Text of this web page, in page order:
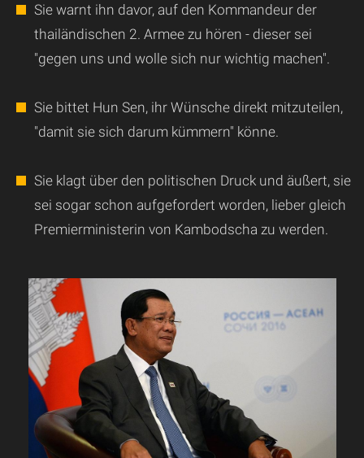
Sie warnt ihn davor, auf den Kommandeur der
thailändischen 2. Armee zu hören - dieser sei
"gegen uns und wolle sich nur wichtig machen".
Sie bittet Hun Sen, ihr Wünsche direkt mitzuteilen,
"damit sie sich darum kümmern" könne.
Sie klagt über den politischen Druck und äußert, sie
sei sogar schon aufgefordert worden, lieber gleich
Premierministerin von Kambodscha zu werden.